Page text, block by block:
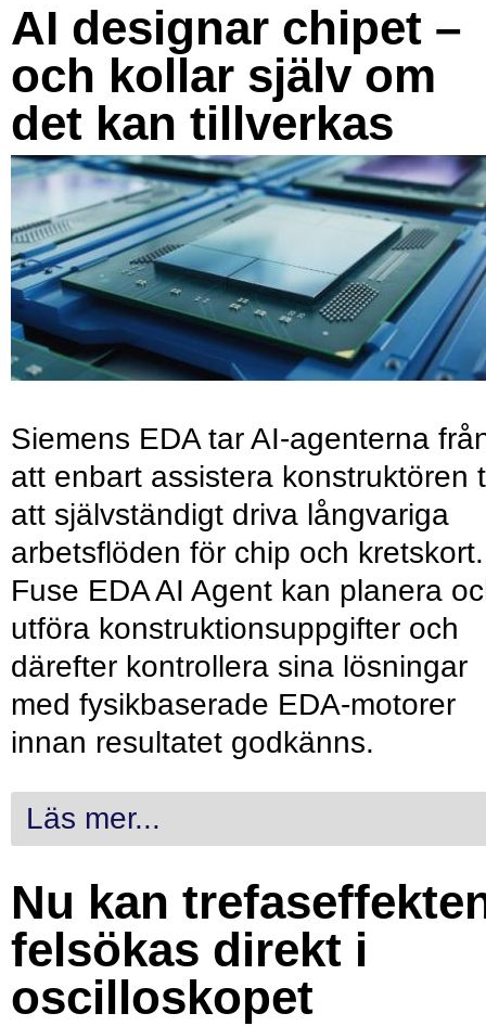
AI designar chipet –
och kollar själv om
det kan tillverkas
Siemens EDA tar AI-agenterna
att enbart assistera konstruktören
att självständigt driva långvariga
arbetsflöden för chip och kretskort.
Fuse EDA AI Agent kan planera
utföra konstruktionsuppgifter och
därefter kontrollera sina lösningar
med fysikbaserade EDA-motorer
innan resultatet godkänns.
Läs mer...
Nu kan
felsökas direkt i
oscilloskopet